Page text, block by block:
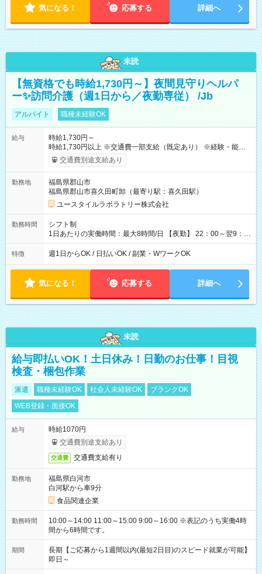
気になる！ 応募する 詳細へ
未読
【無資格でも時給1,730円～】夜間見守りヘルパ
ー✨訪問介護（週1日から／夜勤専従） /Jb
アルバイト 職種未経験OK
給与
時給1,730円～
時給1,730円以上 ※交通費一部支給（既定あり） ※経験・能力を
考慮して決定します 【収入例】 週1回勤務の場合：1,730円×8時
間×4回=5万5,360円 週3回勤務の場合：1,730円×8時間×12回
月 ※ 雇用形態と給与に、本採用時と異なる部分があります。 雇
用形態：本採用時と同じです。 給与：時給 1,470円以上
交通費別途支給あり
勤務地
福島県郡山市
福島県郡山市喜久田町卸（最寄り駅：喜久田駅）
ユースタイルラボラトリー株式会社
勤務時間
シフト制
1日あたりの実働時間：最大8時間/日 【夜勤】 22：00～翌9：
00 ※週1日～OK ／ 夜勤専従 ＊＊ 勤務時間例 ＊＊ ■22時か
ら翌7時 ■23時から翌8時 ■24時から翌9時 など ※上記の時間
ます。 ※曜日固定（毎週同じ曜日での勤務となります）
特徴 週1日からOK / 日払いOK / 副業・WワークOK
気になる！ 応募する 詳細へ
未読
給与即払いOK！土日休み！日勤のお仕事！目視
検査・梱包作業
派遣 職種未経験OK 社会人未経験OK
ブランクOK
WEB登録・面接OK
給与
時給1070円
交通費別途支給あり
交通費 交通費支給有り
勤務地
福島県白河市
白河駅から車9分
食品関連企業
勤務時間
10:00～14:00 11:00～15:00 9:00～16:00 ※表記のうち実働4時
間から6時間です。
期間
長期【ご応募から1週間以内(最短2日目)のスピード就業が可能】
即日～